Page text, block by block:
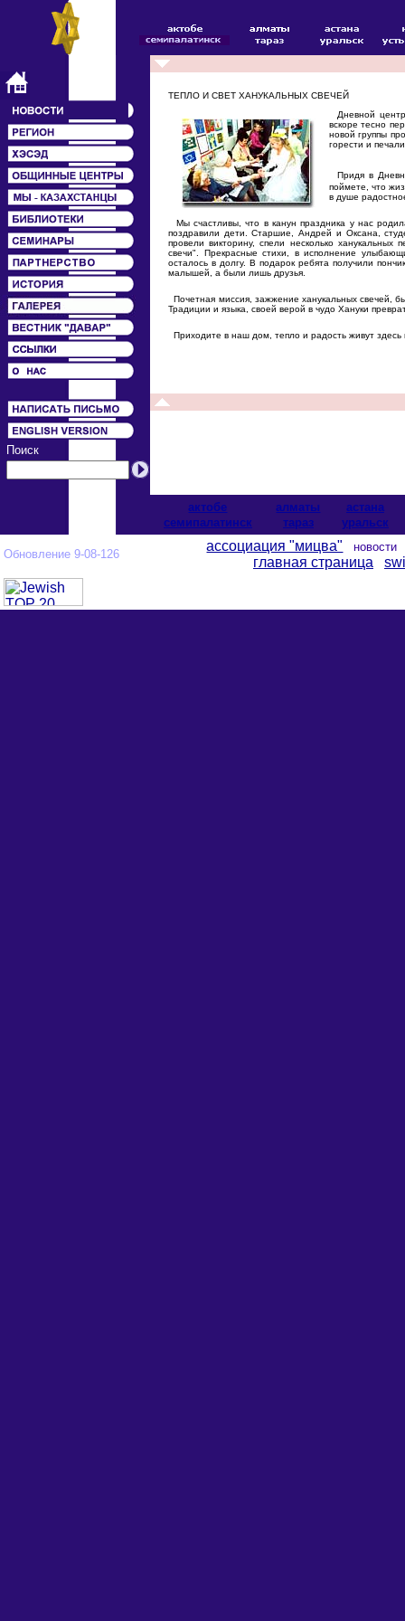
Поиск
ТЕПЛО И СВЕТ ХАНУКАЛЬНЫХ СВЕЧЕЙ
Дневной
вскоре тесно
новой группы
горести и
Придя в
поймете, что
в душе
Мы счастливы, что в канун праздника у нас
поздравили дети. Старшие, Андрей и Оксана,
провели викторину, спели несколько
свечи". Прекрасные стихи, в исполнение
осталось в долгу. В подарок ребята получили
малышей, а были лишь друзья.
Почетная миссия, зажжение ханукальных свечей,
Традиции и языка, своей верой в чудо Хануки
Приходите в наш дом, тепло и радость живут
актобе алматы
астана
cемипалатинск
тараз уральск
Обновление 9-08-126
ассоциация "мицва"
главная страница